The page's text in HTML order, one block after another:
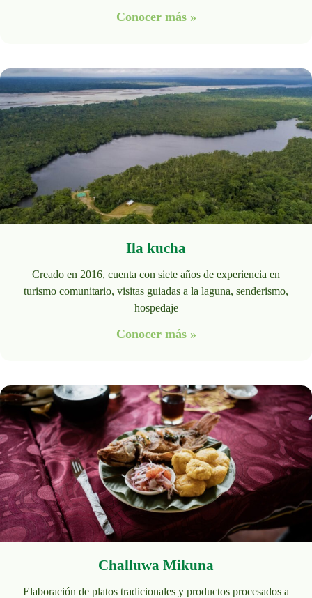
Conocer más »
Ila kucha
Creado en 2016, cuenta con siete años de experiencia en
turismo comunitario, visitas guiadas a la laguna, senderismo,
hospedaje
Conocer más »
Challuwa Mikuna
Elaboración de platos tradicionales y productos procesados a